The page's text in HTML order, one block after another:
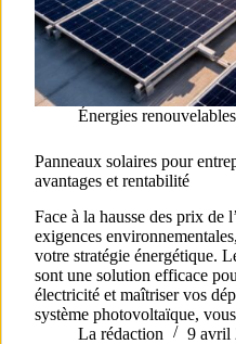
Énergies renouvelables
Panneaux solaires pour
avantages et rentabilité
Face à la hausse des prix de
exigences
votre stratégie énergétique.
sont une solution efficace
électricité et maîtriser vos
système photovoltaïque,
La rédaction
9 avril